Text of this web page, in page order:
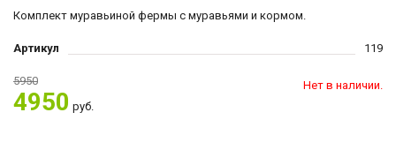
Комплект муравьиной фермы с муравьями и кормом.
Артикул 119
5950
4950 руб.
Нет в наличии.